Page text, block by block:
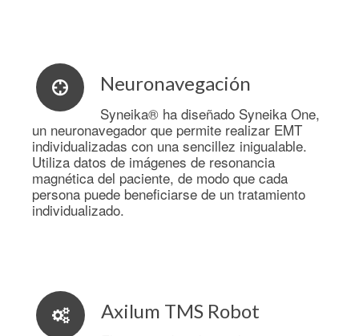
Neuronavegación
Syneika® ha diseñado Syneika One,
un neuronavegador que permite realizar EMT
individualizadas con una sencillez inigualable.
Utiliza datos de imágenes de resonancia
magnética del paciente, de modo que cada
persona puede beneficiarse de un tratamiento
individualizado.
Axilum TMS Robot